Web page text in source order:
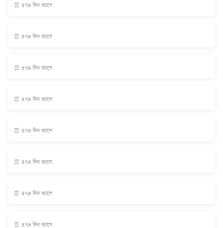
⏰ ৪৭৯ দিন আগে
⏰ ৪৭৯ দিন আগে
⏰ ৪৭৯ দিন আগে
⏰ ৪৭৯ দিন আগে
⏰ ৪৭৯ দিন আগে
⏰ ৪৭৯ দিন আগে
⏰ ৪৭৯ দিন আগে
⏰ ৪৭৯ দিন আগে